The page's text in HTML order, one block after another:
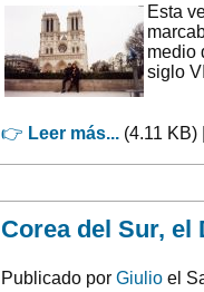
Esta
medio
siglo
👉 Leer más... (4.11 KB) |
Corea del Sur, el
Publicado por Giulio el